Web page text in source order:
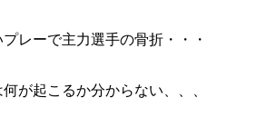
レーで主力選手の骨折・・・
が起こるか分からない、、、